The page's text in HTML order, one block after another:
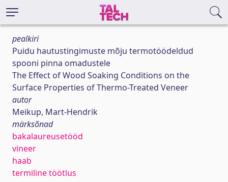
pealkiri
Puidu hautustingimuste mõju termotöödeldud
spooni pinna omadustele
The Effect of Wood Soaking Conditions on the
Surface Properties of Thermo-Treated Veneer
autor
Meikup, Mart-Hendrik
märksõnad
bakalaureusetööd
vineer
haab
termiline töötlus